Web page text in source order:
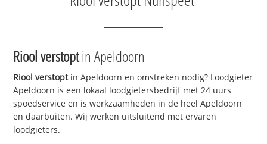
Riool verstoptin Apeldoorn
Riool verstoptin Apeldoorn en omstreken nodig? Loodgieter
Apeldoorn is een lokaal loodgietersbedrijf met 24 uurs
spoedservice en is werkzaamheden in de heel Apeldoorn
en daarbuiten. Wij werken uitsluitend met ervaren
loodgieters.